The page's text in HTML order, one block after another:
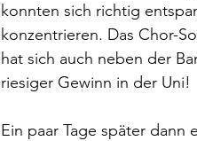
konnten sich richtig
konzentrieren. Das Chor-
hat sich auch neben der
riesiger Gewinn in der Uni!
Ein paar Tage später dann